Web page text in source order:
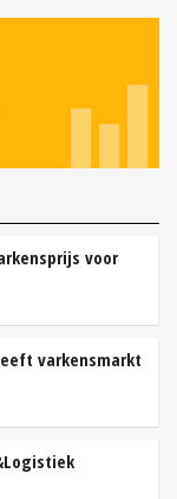
voor
varkensmarkt